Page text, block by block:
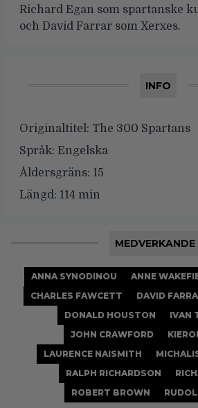
Richard Egan som spartanske
och David Farrar som Xerxes.
INFO
Originaltitel: The 300 Spartans
Språk: Engelska
Åldersgräns: 15
Längd: 114 min
MEDVERKANDE
ANNA SYNODINOU ANNE
CHARLES FAWCETT
DAVID
DONALD HOUSTON
IVAN
JOHN CRAWFORD
LAURENCE NAISMITH
RALPH RICHARDSON
ROBERT BROWN